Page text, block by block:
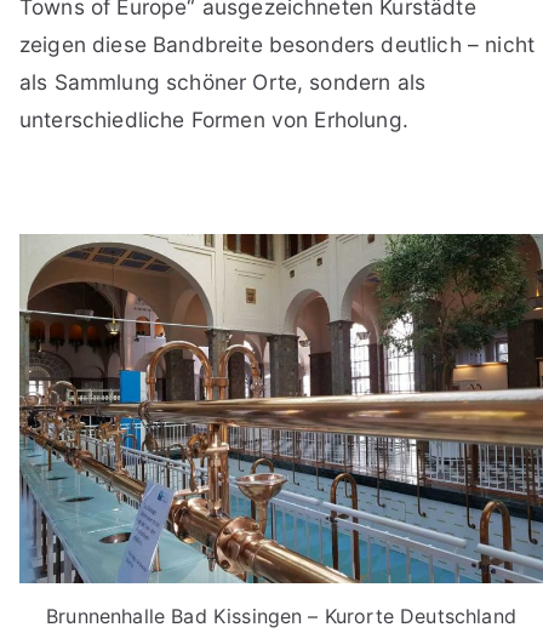
Towns of Europe“ ausgezeichneten Kurstädte
zeigen diese Bandbreite besonders deutlich – nicht
als Sammlung schöner Orte, sondern als
unterschiedliche Formen von Erholung.
Brunnenhalle Bad Kissingen – Kurorte Deutschland